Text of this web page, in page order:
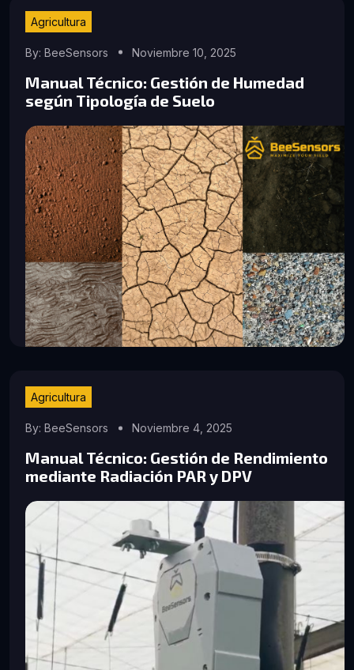
Agricultura
By: BeeSensors Noviembre 10, 2025
Manual Técnico: Gestión de Humedad
según Tipología de Suelo
Agricultura
By: BeeSensors Noviembre 4, 2025
Manual Técnico: Gestión de Rendimiento
mediante Radiación PAR y DPV